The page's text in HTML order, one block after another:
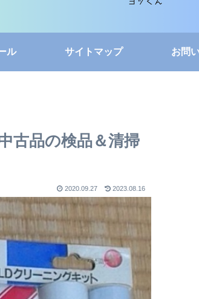
ル サイトマップ お問
古品の検品＆清掃
2020.09.27 2023.08.16